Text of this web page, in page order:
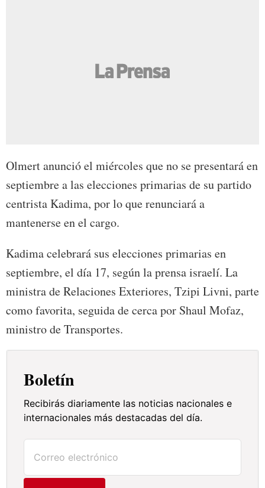
Olmert anunció el miércoles que no se presentará en
septiembre a las elecciones primarias de su partido
centrista Kadima, por lo que renunciará a
mantenerse en el cargo.
Kadima celebrará sus elecciones primarias en
septiembre, el día 17, según la prensa israelí. La
ministra de Relaciones Exteriores, Tzipi Livni, parte
como favorita, seguida de cerca por Shaul Mofaz,
ministro de Transportes.
Boletín
Recibirás diariamente las noticias nacionales e
internacionales más destacadas del día.